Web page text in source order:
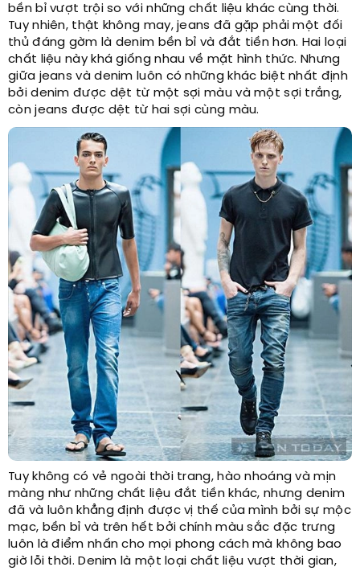
bền bỉ vượt trội so với những chất liệu khác cùng thời.
Tuy nhiên, thật không may, jeans đã gặp phải một đối
thủ đáng gờm là denim bền bỉ và đắt tiền hơn. Hai loại
chất liệu này khá giống nhau về mặt hình thức. Nhưng
giữa jeans và denim luôn có những khác biệt nhất định
bởi denim được dệt từ một sợi màu và một sợi trắng,
còn jeans được dệt từ hai sợi cùng màu.
Tuy không có vẻ ngoài thời trang, hào nhoáng và mịn
màng như những chất liệu đắt tiền khác, nhưng denim
đã và luôn khẳng định được vị thế của mình bởi sự mộc
mạc, bền bỉ và trên hết bởi chính màu sắc đặc trưng
luôn là điểm nhấn cho mọi phong cách mà không bao
giờ lỗi thời. Denim là một loại chất liệu vượt thời gian,